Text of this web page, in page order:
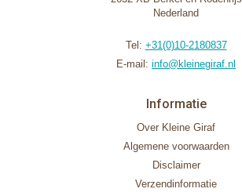
Nederland
Tel: +31(0)10-2180837
E-mail: info@kleinegiraf.nl
Informatie
Over Kleine Giraf
Algemene voorwaarden
Disclaimer
Verzendinformatie